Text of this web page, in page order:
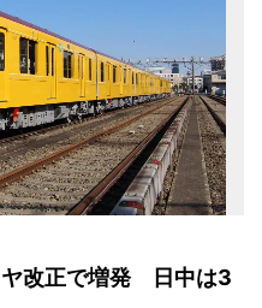
ヤ改正で増発 日中は3